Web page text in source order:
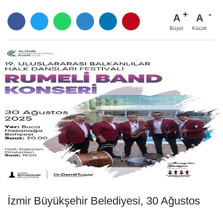
A
Büyüt
A
Küçült
İzmir Büyükşehir Belediyesi, 30 Ağustos